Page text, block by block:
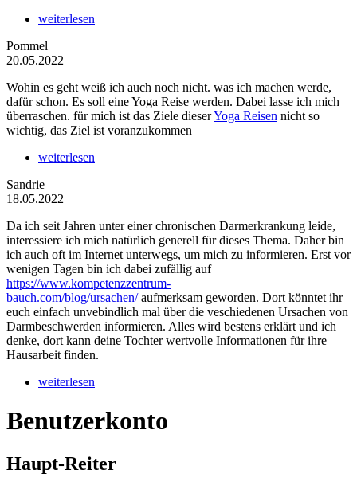
weiterlesen
Pommel
20.05.2022
Wohin es geht weiß ich auch noch nicht. was ich machen werde,
dafür schon. Es soll eine Yoga Reise werden. Dabei lasse ich mich
überraschen. für mich ist das Ziele dieserYoga Reisen nicht so
wichtig, das Ziel ist voranzukommen
weiterlesen
Sandrie
18.05.2022
Da ich seit Jahren unter einer chronischen Darmerkrankung leide,
interessiere ich mich natürlich generell für dieses Thema. Daher bin
ich auch oft im Internet unterwegs, um mich zu informieren. Erst vor
wenigen Tagen bin ich dabei zufällig auf
https://www.kompetenzzentrum-
bauch.com/blog/ursachen/aufmerksam geworden. Dort könntet ihr
euch einfach unvebindlich mal über die veschiedenen Ursachen von
Darmbeschwerden informieren. Alles wird bestens erklärt und ich
denke, dort kann deine Tochter wertvolle Informationen für ihre
Hausarbeit finden.
weiterlesen
Benutzerkonto
Haupt-Reiter